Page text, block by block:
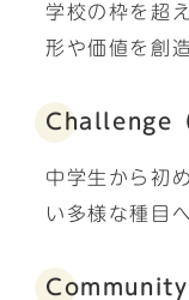
学校の枠を超
形や価値を創
Challenge（
中学生から初
い多様な種目
Community